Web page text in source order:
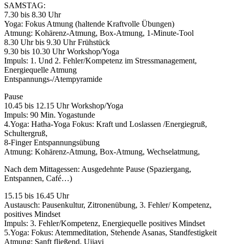
SAMSTAG:
7.30 bis 8.30 Uhr
Yoga: Fokus Atmung (haltende Kraftvolle Übungen)
Atmung: Kohärenz-Atmung, Box-Atmung, 1-Minute-Tool
8.30 Uhr bis 9.30 Uhr Frühstück
9.30 bis 10.30 Uhr Workshop/Yoga
Impuls: 1. Und 2. Fehler/Kompetenz im Stressmanagement,
Energiequelle Atmung
Entspannungs-/Atempyramide
Pause
10.45 bis 12.15 Uhr Workshop/Yoga
Impuls: 90 Min. Yogastunde
4.Yoga: Hatha-Yoga Fokus: Kraft und Loslassen /Energiegruß,
Schultergruß,
8-Finger Entspannungsübung
Atmung: Kohärenz-Atmung, Box-Atmung, Wechselatmung,
Nach dem Mittagessen: Ausgedehnte Pause (Spaziergang,
Entspannen, Café…)
15.15 bis 16.45 Uhr
Austausch: Pausenkultur, Zitronenübung, 3. Fehler/ Kompetenz,
positives Mindset
Impuls: 3. Fehler/Kompetenz, Energiequelle positives Mindset
5.Yoga: Fokus: Atemmeditation, Stehende Asanas, Standfestigkeit
Atmung: Sanft fließend, Ujjayi